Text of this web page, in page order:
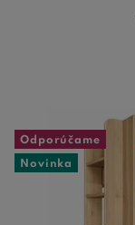
Odporúčame
Novinka